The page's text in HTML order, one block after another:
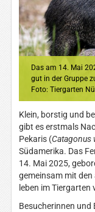
Das am 14. Mai
gut in der Gruppe
Foto: Tiergarten
Klein, borstig und
gibt es erstmals
Pekaris (Catagonus
Südamerika. Das
14. Mai 2025,
gemeinsam mit den
leben im Tiergarten
Besucherinnen und